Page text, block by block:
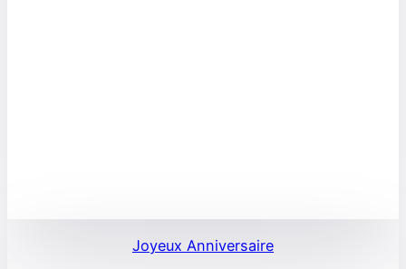
Joyeux Anniversaire